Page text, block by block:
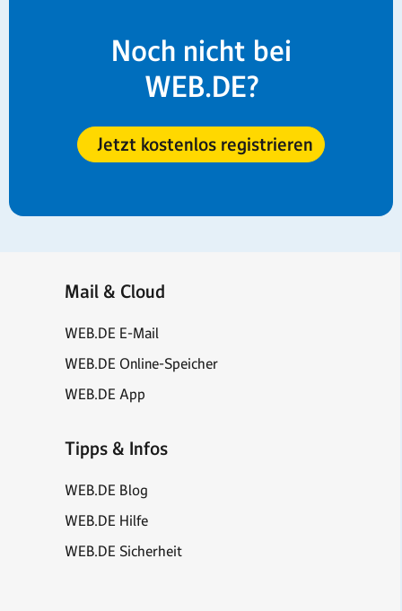
Noch nicht bei
WEB.DE?
Jetzt kostenlos registrieren
Mail & Cloud
WEB.DE E-Mail
WEB.DE Online-Speicher
WEB.DE App
Tipps & Infos
WEB.DE Blog
WEB.DE Hilfe
WEB.DE Sicherheit